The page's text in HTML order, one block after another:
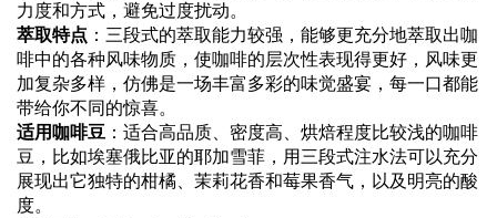
力度和方式，避免过度扰动。
萃取特点 ：三段式的萃取能力较强，能够更充分地萃取出咖
啡中的各种风味物质，使咖啡的层次性表现得更好，风味更
加复杂多样，仿佛是一场丰富多彩的味觉盛宴，每一口都能
带给你不同的惊喜。
适用咖啡豆 ：适合高品质、密度高、烘焙程度比较浅的咖啡
豆，比如埃塞俄比亚的耶加雪菲，用三段式注水法可以充分
展现出它独特的柑橘、茉莉花香和莓果香气，以及明亮的酸
度。